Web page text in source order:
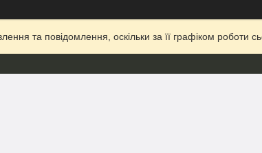
та повідомлення, оскільки за її графіком роботи